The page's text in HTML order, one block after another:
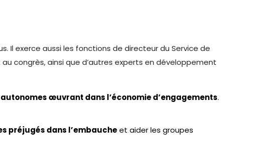
Il exerce aussi les fonctions de directeur du Service de
congrès, ainsi que d’autres experts en développement
œuvrant dans l’économie d’engagements.
préjugés dans l’embaucheet aider les groupes